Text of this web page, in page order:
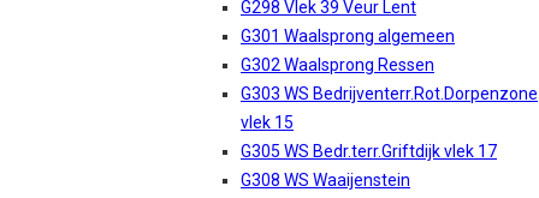
G298 Vlek 39 Veur Lent
G301 Waalsprong algemeen
G302 Waalsprong Ressen
G303 WS Bedrijventerr.Rot.Dorpenzone
vlek 15
G305 WS Bedr.terr.Griftdijk vlek 17
G308 WS Waaijenstein